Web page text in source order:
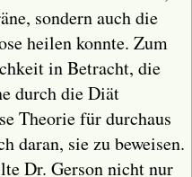
sondern auch die
heilen konnte. Zum
in Betracht, die
durch die Diät
Theorie für durchaus
daran, sie zu beweisen.
Dr. Gerson nicht nur